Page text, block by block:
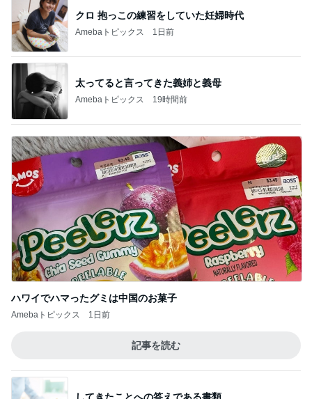
クロ 抱っこの練習をしていた妊婦時代
Amebaトピックス 1日前
太ってると言ってきた義姉と義母
Amebaトピックス 19時間前
ハワイでハマったグミは中国のお菓子
Amebaトピックス 1日前
記事を読む
してきたことへの答えである書類